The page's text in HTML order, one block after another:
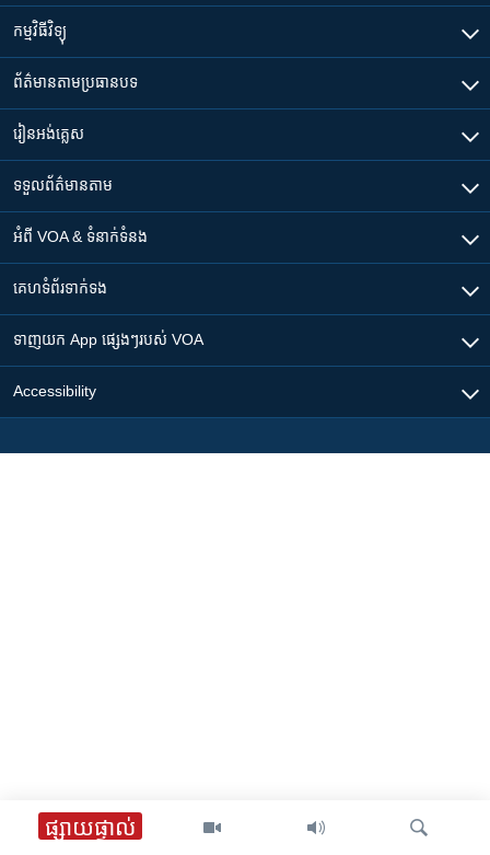
ផ្សាយផ្ទាល់
កម្មវិធី​វិទ្យុ
ព័ត៌មាន​តាមប្រធានបទ​
រៀន​​អង់គ្លេស
ទទួល​ព័ត៌មាន​តាម
អំពី​ VOA & ទំនាក់ទំនង
គេហទំព័រ​​ទាក់ទង
ទាញយក​ App ផ្សេងៗ​របស់​ VOA
Accessibility